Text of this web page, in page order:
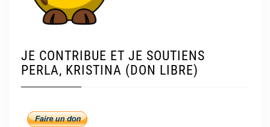
JE CONTRIBUE ET JE SOUTIENS
PERLA, KRISTINA (DON LIBRE)